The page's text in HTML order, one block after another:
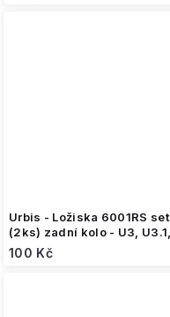
Urbis - Ložiska 6001RS set
(2ks) zadní kolo - U3, U3.1,
U7
100 Kč